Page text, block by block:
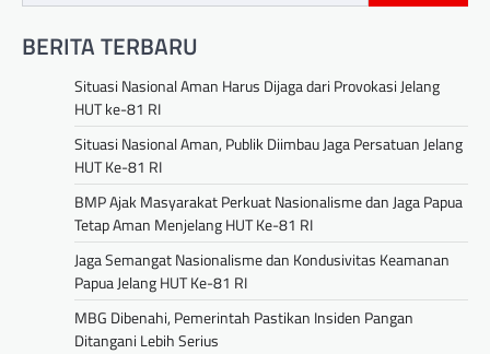
BERITA TERBARU
Situasi Nasional Aman Harus Dijaga dari Provokasi Jelang
HUT ke-81 RI
Situasi Nasional Aman, Publik Diimbau Jaga Persatuan Jelang
HUT Ke-81 RI
BMP Ajak Masyarakat Perkuat Nasionalisme dan Jaga Papua
Tetap Aman Menjelang HUT Ke-81 RI
Jaga Semangat Nasionalisme dan Kondusivitas Keamanan
Papua Jelang HUT Ke-81 RI
MBG Dibenahi, Pemerintah Pastikan Insiden Pangan
Ditangani Lebih Serius